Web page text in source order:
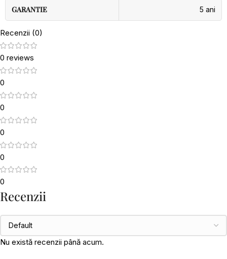
GARANTIE 5 ani
Recenzii (0)
0 reviews
0
0
0
0
0
Recenzii
Nu există recenzii până acum.